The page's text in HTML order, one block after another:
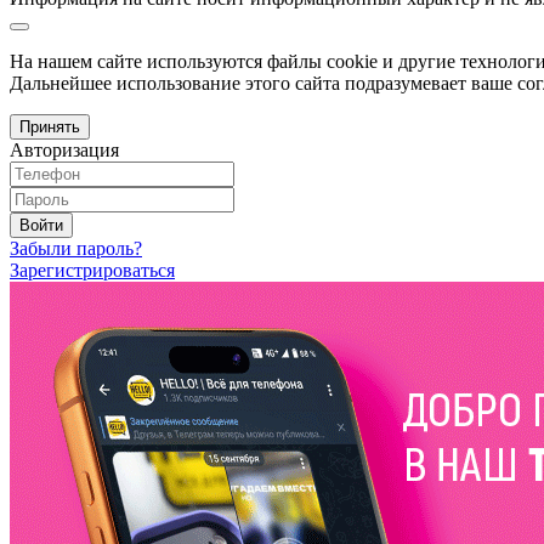
На нашем сайте используются файлы cookie и другие
Дальнейшее использование этого сайта подразумевает ваше
Принять
Авторизация
Войти
Забыли пароль?
Зарегистрироваться